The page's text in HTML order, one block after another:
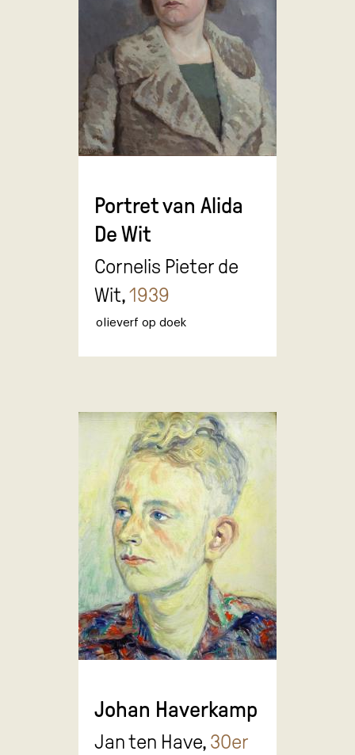
Portret van Alida
De Wit
Cornelis Pieter de
Wit,1939
olieverf op doek
Johan Haverkamp
Jan ten Have, 30er